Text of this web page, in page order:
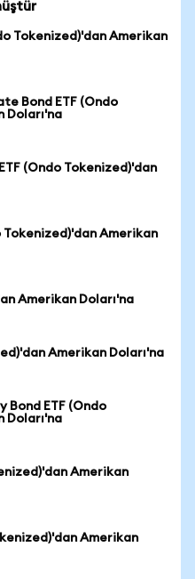
Tokenized)'dan Amerikan
Bond ETF (Ondo
Doları'na
(Ondo Tokenized)'dan
Tokenized)'dan Amerikan
Amerikan Doları'na
Amerikan Doları'na
Bond ETF (Ondo
Doları'na
Amerikan
Amerikan